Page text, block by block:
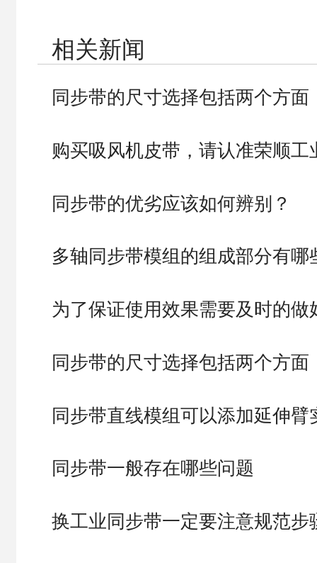
相关新闻
同步带的尺寸选择包括两个方面
购买吸风机皮带，请认准荣顺
同步带的优劣应该如何辨别？
多轴同步带模组的组成部分有
为了保证使用效果需要及时的
同步带的尺寸选择包括两个方面
同步带直线模组可以添加延伸
同步带一般存在哪些问题
换工业同步带一定要注意规范